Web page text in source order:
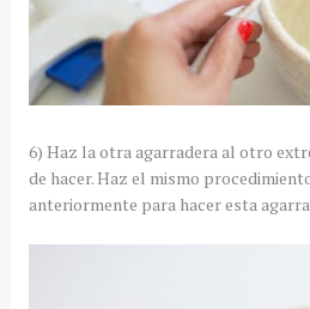
6) Haz la otra agarradera al otro
de hacer. Haz el mismo
anteriormente para hacer esta